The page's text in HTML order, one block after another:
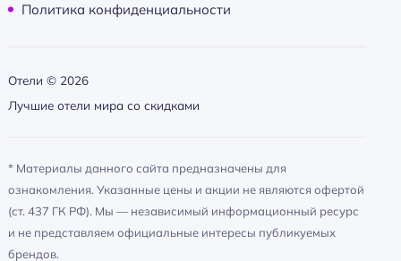
Политика конфиденциальности
Отели © 2026
Лучшие отели мира со скидками
* Материалы данного сайта предназначены для
ознакомления. Указанные цены и акции не являются офертой
(ст. 437 ГК РФ). Мы — независимый информационный ресурс
и не представляем официальные интересы публикуемых
брендов.